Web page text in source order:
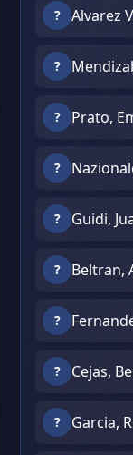
? Alvarez
?
? Prato,
?
? Guidi,
? Beltran,
?
? Cejas,
? Garcia,